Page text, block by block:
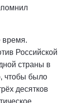
время.
Российской
страны в
чтобы было
десятков